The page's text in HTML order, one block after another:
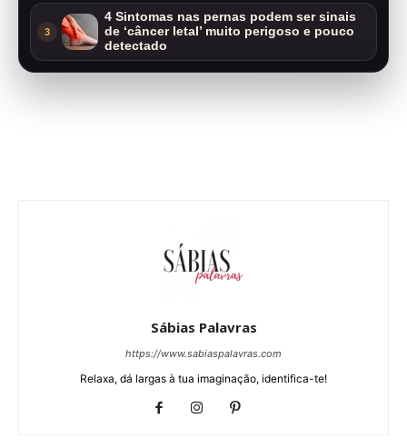
3
4 Sintomas nas pernas podem ser sinais
de ‘câncer letal’ muito perigoso e pouco
detectado
Sábias Palavras
https://www.sabiaspalavras.com
Relaxa, dá largas à tua imaginação, identifica-te!